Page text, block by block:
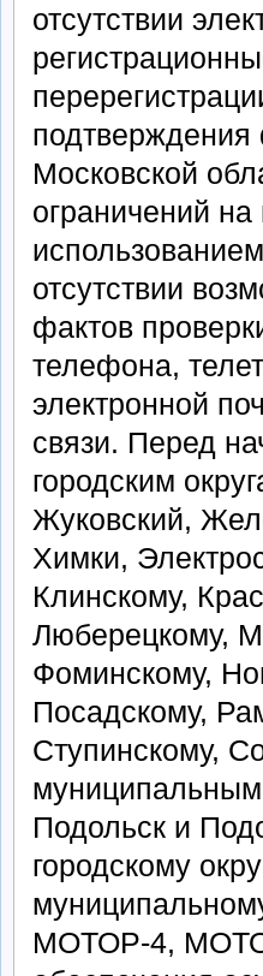
отсутствии
подтверждения
Московской
ограничений
отсутствии
фактов
телефона,
электронной
связи. Перед
городским
Жуковский,
Химки,
Клинскому,
Люберецкому,
Фоминскому,
Посадскому,
Ступинскому,
Подольск и
городскому
МОТОР-4,